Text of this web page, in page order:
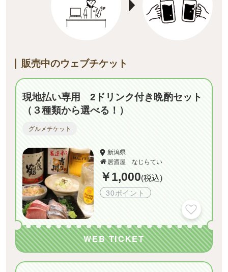
販売中のウェブチケット
現地払い専用 2ドリンク付き晩酌セット
（３種類から選べる！）
グルメチケット
新潟県
居酒屋 なじらてい
￥1,000(税込)
30ポイント
WEB TICKET